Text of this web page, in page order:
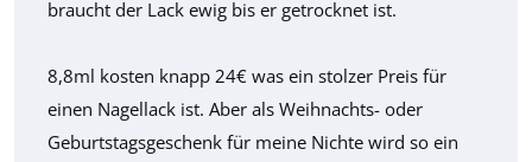
braucht der Lack ewig bis er getrocknet ist.
8,8ml kosten knapp 24€ was ein stolzer Preis für
einen Nagellack ist. Aber als Weihnachts- oder
Geburtstagsgeschenk für meine Nichte wird so ein